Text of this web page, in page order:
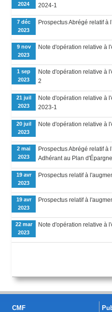
2024
2024-1
7 déc
2023
Prospectus Abrégé relatif
9 nov
2023
Note d'opération relative à
1 sep
2023
Note d'opération relative à
2
21 juil
2023
Note d'opération relative à
2023-1
20 juil
2023
Note d'opération relative à
2 mai
2023
Prospectus Abrégé relatif
Adhérant au Plan
19 avr
2023
Prospectus relatif à
19 avr
2023
Prospectus relatif à
22 mar
2023
Note d'opération relative à
CMF